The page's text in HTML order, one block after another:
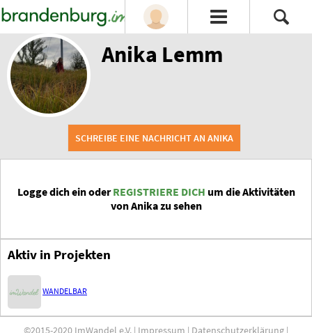
Anika Lemm
SCHREIBE EINE NACHRICHT AN ANIKA
Logge dich ein oderREGISTRIERE DICH um die Aktivitäten
von Anika zu sehen
Aktiv in Projekten
WANDELBAR